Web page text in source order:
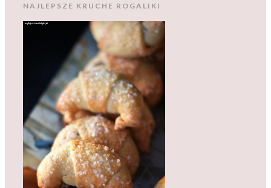
NAJLEPSZE KRUCHE ROGALIKI